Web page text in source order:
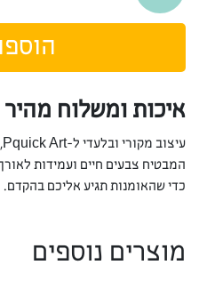
איכות ומשלוח מהיר
המבטיח צבעים חיים ועמידות
כדי שהאומנות תגיע אליכם בהקדם.
מוצרים נוספים